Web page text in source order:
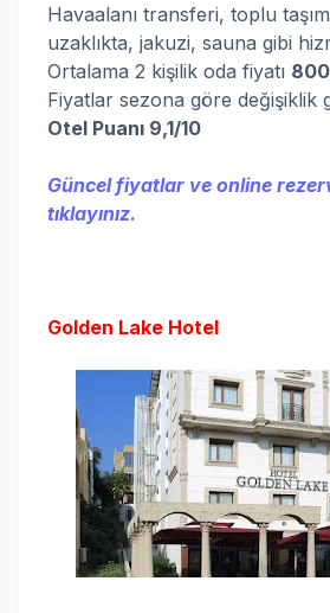
Havaalanı transferi, toplu
uzaklıkta, jakuzi, sauna gibi
Ortalama 2 kişilik oda fiyatı
Fiyatlar sezona göre değişiklik
Otel Puanı 9,1/10
Güncel fiyatlar ve online
tıklayınız.
Golden Lake Hotel